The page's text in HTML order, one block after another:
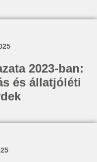
2023-ban:
és állatjóléti